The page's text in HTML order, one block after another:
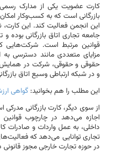
کارت عضویت یکی از مدارک
بازرگانی است که به کسب‌وکار
این انجمن فعالیت کند. این
جامعه تجاری اتاق بازرگانی بوده
قوانین مرتبط است. شرکت‌هایی
مزایای متعددی مانند دسترسی
حقوقی و حقوقی، شرکت در
و در شبکه ارتباطی وسیع اتاق
این مطلب را هم بخوانید: گواهی
از سوی دیگر، کارت بازرگانی
اجازه می‌دهد در چارچوب
داخلی، به عمل واردات و صادرات
تجاری توانایی می‌دهد که
در حوزه تجارت خارجی مجوز قانونی